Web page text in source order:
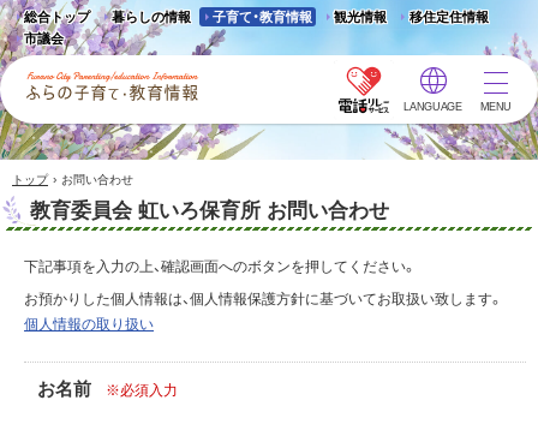
総合トップ 暮らしの情報 子育て・教育情報 観光情報
移住定住情報
市議会
ふらの子育て・教育情報 -
Furano City
Parenting/Education
Information
LANGUAGE MENU
トップ › お問い合わせ
教育委員会 虹いろ保育所 お問い合わせ
下記事項を入力の上、確認画面へのボタンを押してください。
お預かりした個人情報は、個人情報保護方針に基づいてお取扱い致します。
個人情報の取り扱い
お名前 ※必須入力